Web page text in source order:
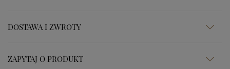
DOSTAWA I ZWROTY
ZAPYTAJ O PRODUKT